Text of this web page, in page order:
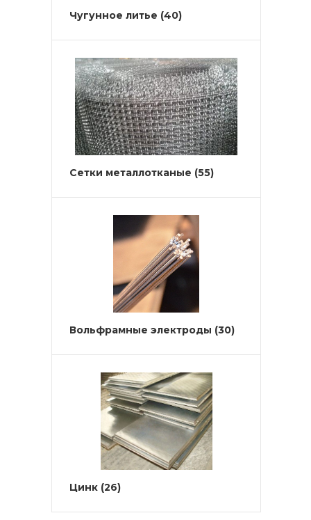
Чугунное литье (40)
Сетки металлотканые (55)
Вольфрамные электроды (30)
Цинк (26)